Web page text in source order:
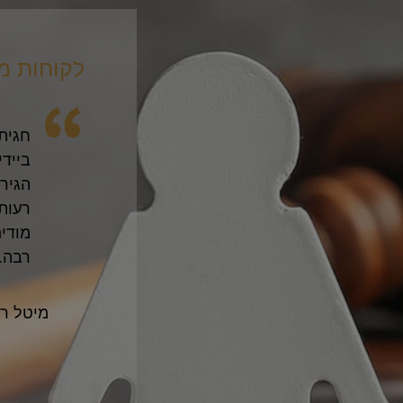
מהפגישה הראשונה ידעתי שאני
עזרת לי לעבור את הליך
יחסית ומבלי להיכנס לתחושות
של הצד השני). אני והילדים
הלב. שתזכי לפרנסה טובה ולהצלחה
אני
וחם
ממש
לקוחות